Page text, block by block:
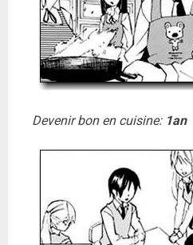
Devenir bon en cuisine: 1an